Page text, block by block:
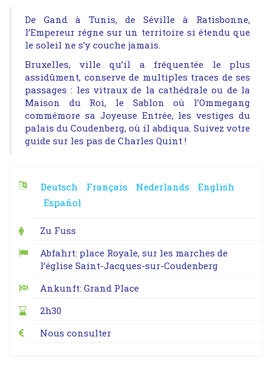
De Gand à Tunis, de Séville à Ratisbonne,
l’Empereur régne sur un territoire si étendu que
le soleil ne s’y couche jamais.
Bruxelles, ville qu’il a fréquentée le plus
assidûment, conserve de multiples traces de ses
passages : les vitraux de la cathédrale ou de la
Maison du Roi, le Sablon où l’Ommegang
commémore sa Joyeuse Entrée, les vestiges du
palais du Coudenberg, où il abdiqua. Suivez votre
guide sur les pas de Charles Quint !
Deutsch Français Nederlands
English
Español
Zu Fuss
Abfahrt: place Royale, sur les marches de
l’église Saint-Jacques-sur-Coudenberg
Ankunft: Grand Place
2h30
Nous consulter